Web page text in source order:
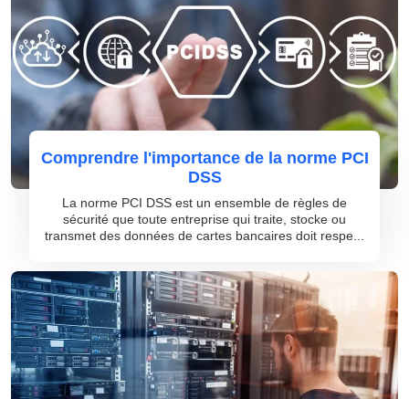
Comprendre l'importance de la norme PCI
DSS
La norme PCI DSS est un ensemble de règles de
sécurité que toute entreprise qui traite, stocke ou
transmet des données de cartes bancaires doit respe...